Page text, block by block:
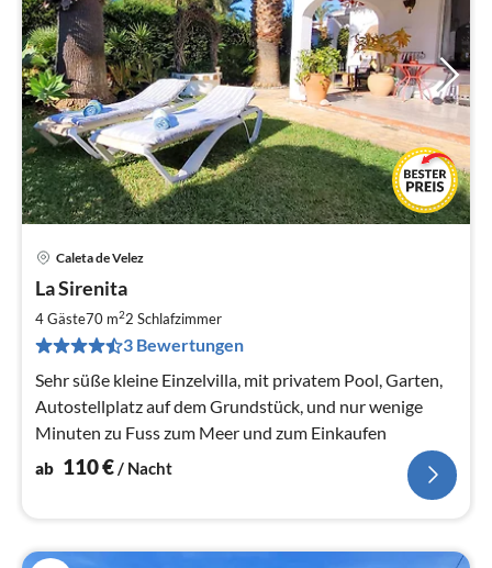
Caleta de Velez
La Sirenita
4 Gäste70 m22 Schlafzimmer
3 Bewertungen
Sehr süße kleine Einzelvilla, mit privatem Pool, Garten,
Autostellplatz auf dem Grundstück, und nur wenige
Minuten zu Fuss zum Meer und zum Einkaufen
ab 110€/ Nacht